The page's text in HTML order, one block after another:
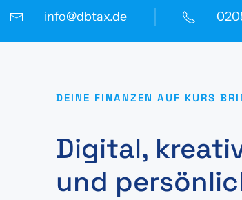
info@dbtax.de
DEINE FINANZEN AUF KURS
Digital,
und